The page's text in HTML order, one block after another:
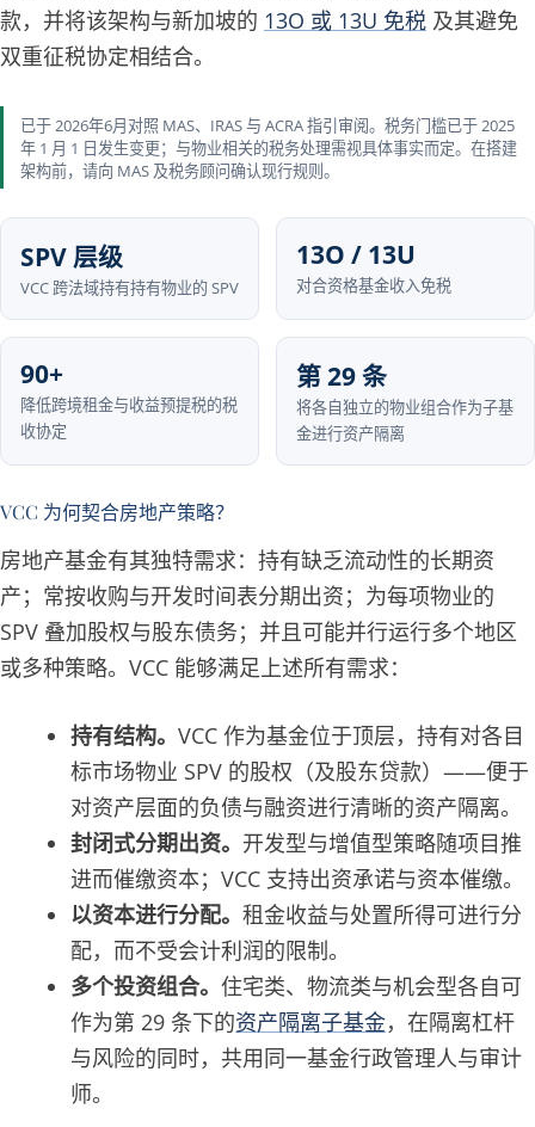
款，并将该架构与新加坡的 13O 或 13U 免税 及其避免
双重征税协定相结合。
已于 2026年6月对照 MAS、IRAS 与 ACRA 指引审阅。税务门槛已于 2025
年 1 月 1 日发生变更；与物业相关的税务处理需视具体事实而定。在搭建
架构前，请向 MAS 及税务顾问确认现行规则。
SPV 层级
VCC 跨法域持有持有物业的 SPV
13O / 13U
对合资格基金收入免税
90+
降低跨境租金与收益预提税的税
收协定
第 29 条
将各自独立的物业组合作为子基
金进行资产隔离
VCC 为何契合房地产策略？
房地产基金有其独特需求：持有缺乏流动性的长期资
产；常按收购与开发时间表分期出资；为每项物业的
SPV 叠加股权与股东债务；并且可能并行运行多个地区
或多种策略。VCC 能够满足上述所有需求：
持有结构。VCC 作为基金位于顶层，持有对各目
标市场物业 SPV 的股权（及股东贷款）——便于
对资产层面的负债与融资进行清晰的资产隔离。
封闭式分期出资。 开发型与增值型策略随项目推
进而催缴资本；VCC 支持出资承诺与资本催缴。
以资本进行分配。租金收益与处置所得可进行分
配，而不受会计利润的限制。
多个投资组合。 住宅类、物流类与机会型各自可
作为第 29 条下的资产隔离子基金，在隔离杠杆
与风险的同时，共用同一基金行政管理人与审计
师。